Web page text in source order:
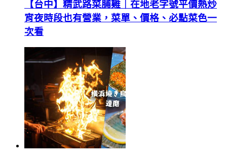
【台中】精武路菜脯雞｜在地老字號平價熱炒
宵夜時段也有營業，菜單、價格、必點菜色一
次看